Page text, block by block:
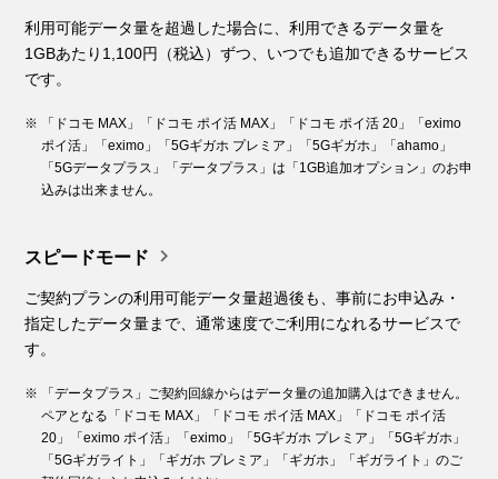
利用可能データ量を超過した場合に、利用できるデータ量を
1GBあたり1,100円（税込）ずつ、いつでも追加できるサービス
です。
「ドコモ MAX」「ドコモ ポイ活 MAX」「ドコモ ポイ活 20」「eximo
ポイ活」「eximo」「5Gギガホ プレミア」「5Gギガホ」「ahamo」
「5Gデータプラス」「データプラス」は「1GB追加オプション」のお申
込みは出来ません。
スピードモード 
ご契約プランの利用可能データ量超過後も、事前にお申込み・
指定したデータ量まで、通常速度でご利用になれるサービスで
す。
「データプラス」ご契約回線からはデータ量の追加購入はできません。
ペアとなる「ドコモ MAX」「ドコモ ポイ活 MAX」「ドコモ ポイ活
20」「eximo ポイ活」「eximo」「5Gギガホ プレミア」「5Gギガホ」
「5Gギガライト」「ギガホ プレミア」「ギガホ」「ギガライト」のご